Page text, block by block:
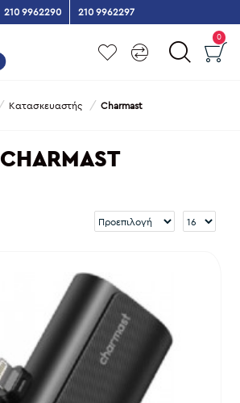
210 9962290 210 9962297
0
Κατασκευαστής Charmast
CHARMAST